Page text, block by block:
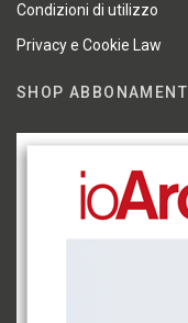
Condizioni di utilizzo
Privacy e Cookie Law
SHOP ABBONAMENTI